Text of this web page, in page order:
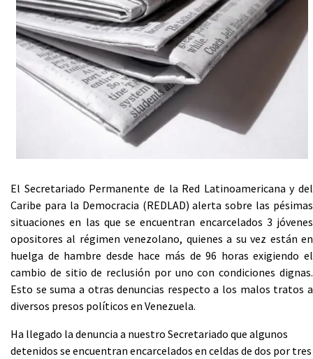
El Secretariado Permanente de la Red Latinoamericana y del
Caribe para la Democracia (REDLAD) alerta sobre las pésimas
situaciones en las que se encuentran encarcelados 3 jóvenes
opositores al régimen venezolano, quienes a su vez están en
huelga de hambre desde hace más de 96 horas exigiendo el
cambio de sitio de reclusión por uno con condiciones dignas.
Esto se suma a otras denuncias respecto a los malos tratos a
diversos presos políticos en Venezuela.
Ha llegado la denuncia a nuestro Secretariado que algunos
detenidos se encuentran encarcelados en celdas de dos por tres